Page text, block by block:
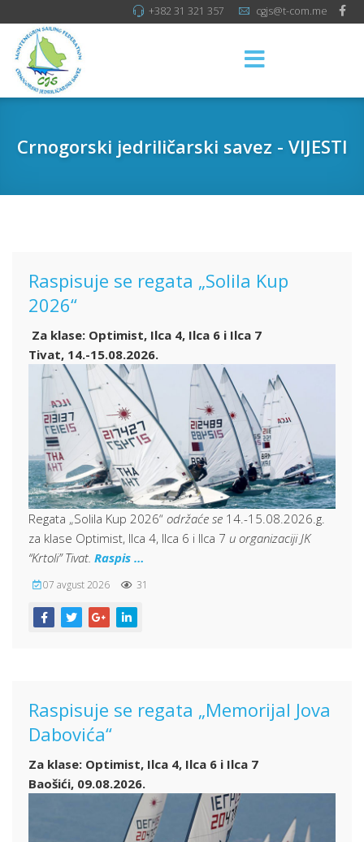
+382 31 321 357 cgjs@t-com.me
Crnogorski jedriličarski savez - VIJESTI
Raspisuje se regata „Solila Kup
2026“
Za klase: Optimist, Ilca 4, Ilca 6 i Ilca 7
Tivat, 14.-15.08.2026.
Regata „Solila Kup 2026“ održaće se 14.-15.08.2026.g.
za klase Optimist, Ilca 4, Ilca 6 i Ilca 7 u organizaciji JK
“Krtoli” Tivat. Raspis …
07 avgust 2026 31
Raspisuje se regata „Memorijal Jova
Dabovića“
Za klase: Optimist, Ilca 4, Ilca 6 i Ilca 7
Baošići, 09.08.2026.